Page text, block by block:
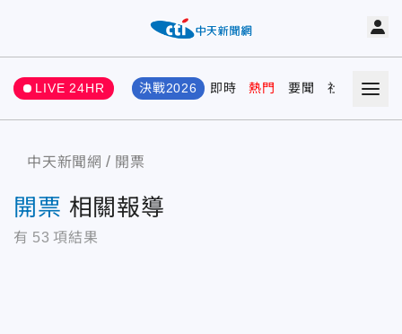
LIVE 24HR 決戰2026 即時 熱門 要聞 社會 娛樂
中天新聞網 開票
開票 相關報導
有 53 項結果